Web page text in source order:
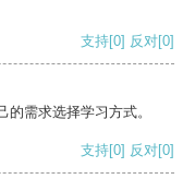
支持[0] 反对[0]
需求选择学习方式。
支持[0] 反对[0]